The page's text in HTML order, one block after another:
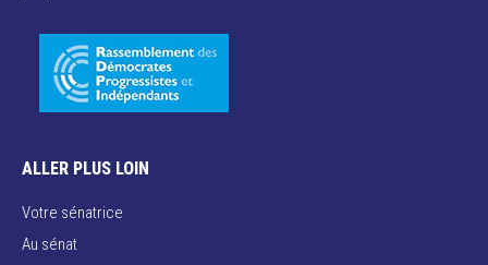
ALLER PLUS LOIN
Votre sénatrice
Au sénat